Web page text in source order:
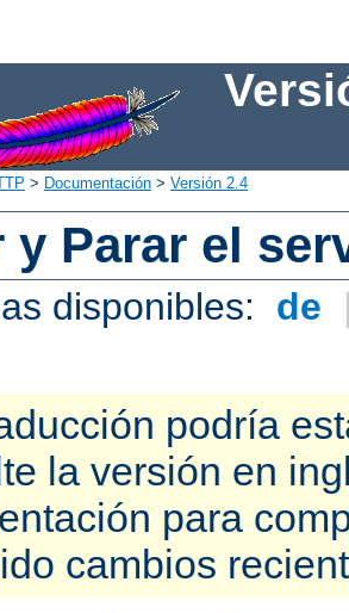
> Documentación > Versión 2.4
y Parar el
disponibles: de
podría
la versión en
para
cambios